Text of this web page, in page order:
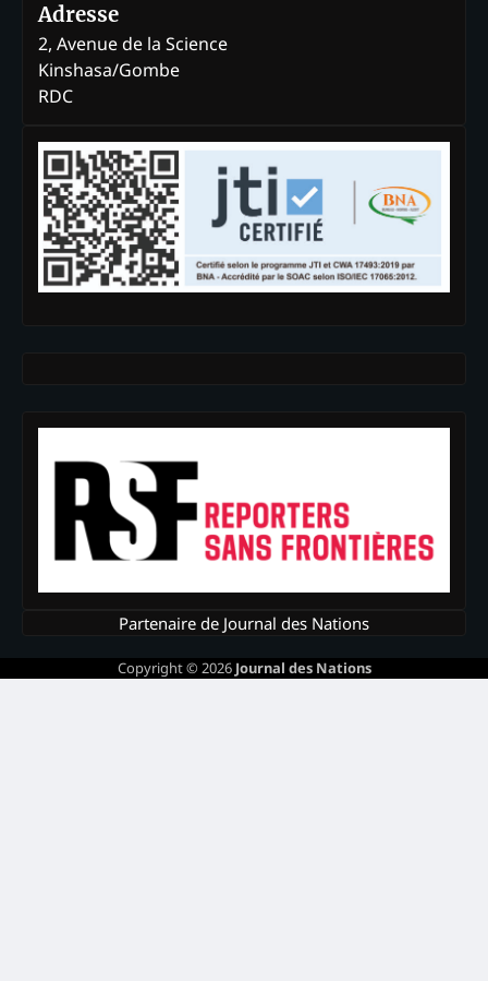
Adresse
2, Avenue de la Science
Kinshasa/Gombe
RDC
Partenaire de Journal des Nations
Copyright © 2026 Journal des Nations